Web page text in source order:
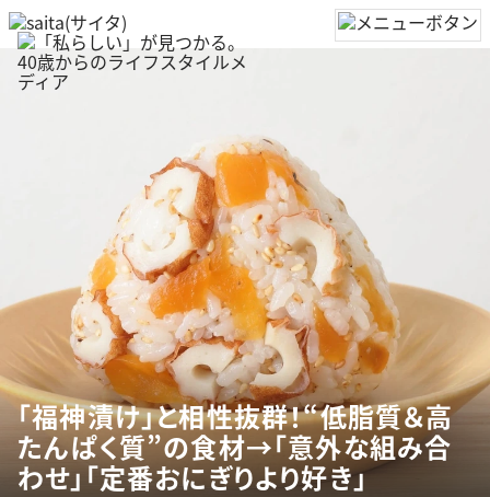
「福神漬け」と相性抜群！“低脂質＆高
たんぱく質”の食材→「意外な組み合
わせ」「定番おにぎりより好き」